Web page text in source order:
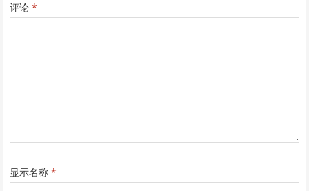
评论*
显示名称*